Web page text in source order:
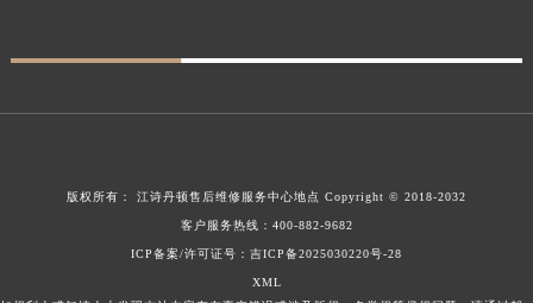
版权所有： 江诗丹顿售后维修服务中心地点 Copyright © 2018-2032
客户服务热线： 400-882-9682
ICP备案/许可证号：吉ICP备2025030220号-28
XML